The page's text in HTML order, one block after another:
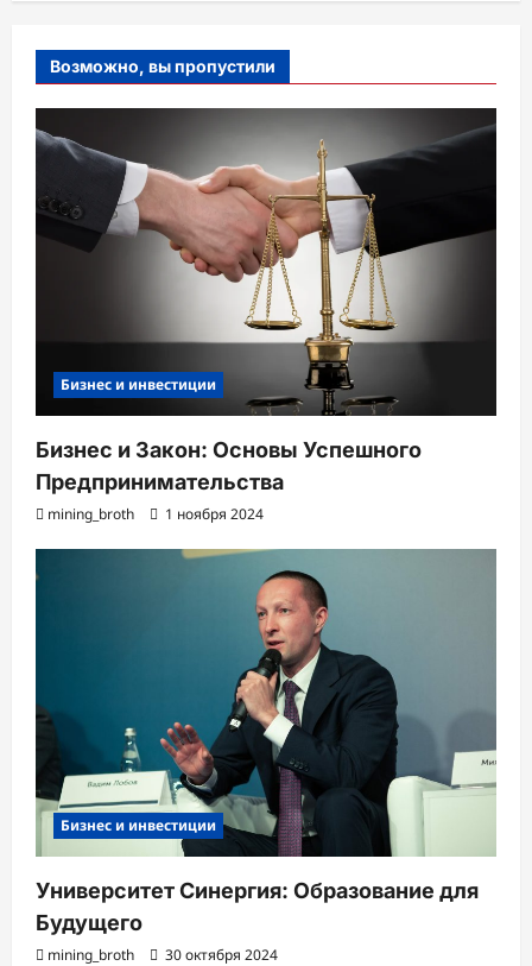
Возможно, вы пропустили
Бизнес и инвестиции
Бизнес и Закон: Основы Успешного
Предпринимательства
mining_broth 1 ноября 2024
Бизнес и инвестиции
Университет Синергия: Образование для
Будущего
mining_broth 30 октября 2024